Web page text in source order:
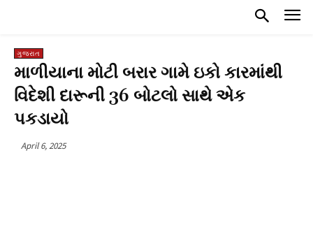
ગુજરાત
માળીયાના મોટી બરાર ગામે ઇકો કારમાંથી
વિદેશી દારૂની 36 બોટલો સાથે એક
પકડાયો
April 6, 2025